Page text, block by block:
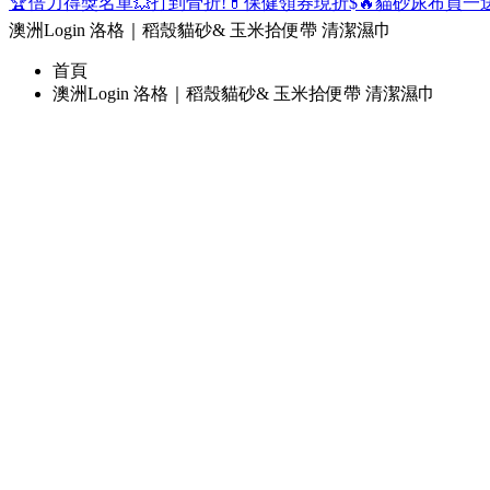
澳洲Login 洛格｜稻殼貓砂& 玉米拾便帶 清潔濕巾
首頁
澳洲Login 洛格｜稻殼貓砂& 玉米拾便帶 清潔濕巾